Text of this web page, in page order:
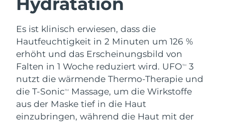
Es ist klinisch erwiesen, dass die
Hautfeuchtigkeit in 2 Minuten um 126 %
erhöht und das Erscheinungsbild von
Falten in 1 Woche reduziert wird. UFOTM
3
nutzt die wärmende Thermo-Therapie und
die T-SonicTM
Massage, um die Wirkstoffe
aus der Maske tief in die Haut
einzubringen, während die Haut mit der